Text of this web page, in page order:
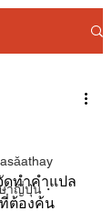
ษาญี่ปุ่น・
ดทำคำแปล
ต้องค้น